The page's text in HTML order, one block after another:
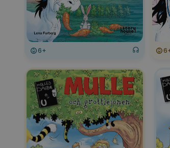
6+